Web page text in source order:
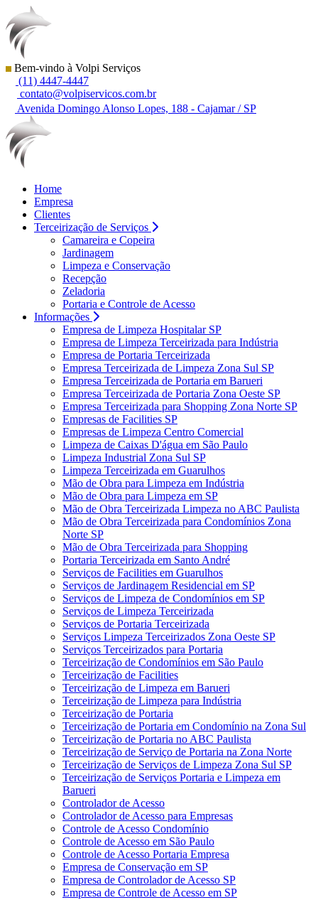
Bem-vindo à Volpi Serviços
(11) 4447-4447
contato@volpiservicos.com.br
Avenida Domingo Alonso Lopes, 188 - Cajamar / SP
Home
Empresa
Clientes
Terceirização de Serviços
Camareira e Copeira
Jardinagem
Limpeza e Conservação
Recepção
Zeladoria
Portaria e Controle de Acesso
Informações
Empresa de Limpeza Hospitalar SP
Empresa de Limpeza Terceirizada para Indústria
Empresa de Portaria Terceirizada
Empresa Terceirizada de Limpeza Zona Sul SP
Empresa Terceirizada de Portaria em Barueri
Empresa Terceirizada de Portaria Zona Oeste SP
Empresa Terceirizada para Shopping Zona Norte SP
Empresas de Facilities SP
Empresas de Limpeza Centro Comercial
Limpeza de Caixas D'água em São Paulo
Limpeza Industrial Zona Sul SP
Limpeza Terceirizada em Guarulhos
Mão de Obra para Limpeza em Indústria
Mão de Obra para Limpeza em SP
Mão de Obra Terceirizada Limpeza no ABC Paulista
Mão de Obra Terceirizada para Condomínios Zona
Norte SP
Mão de Obra Terceirizada para Shopping
Portaria Terceirizada em Santo André
Serviços de Facilities em Guarulhos
Serviços de Jardinagem Residencial em SP
Serviços de Limpeza de Condomínios em SP
Serviços de Limpeza Terceirizada
Serviços de Portaria Terceirizada
Serviços Limpeza Terceirizados Zona Oeste SP
Serviços Terceirizados para Portaria
Terceirização de Condomínios em São Paulo
Terceirização de Facilities
Terceirização de Limpeza em Barueri
Terceirização de Limpeza para Indústria
Terceirização de Portaria
Terceirização de Portaria em Condomínio na Zona Sul
Terceirização de Portaria no ABC Paulista
Terceirização de Serviço de Portaria na Zona Norte
Terceirização de Serviços de Limpeza Zona Sul SP
Terceirização de Serviços Portaria e Limpeza em
Barueri
Controlador de Acesso
Controlador de Acesso para Empresas
Controle de Acesso Condomínio
Controle de Acesso em São Paulo
Controle de Acesso Portaria Empresa
Empresa de Conservação em SP
Empresa de Controlador de Acesso SP
Empresa de Controle de Acesso em SP